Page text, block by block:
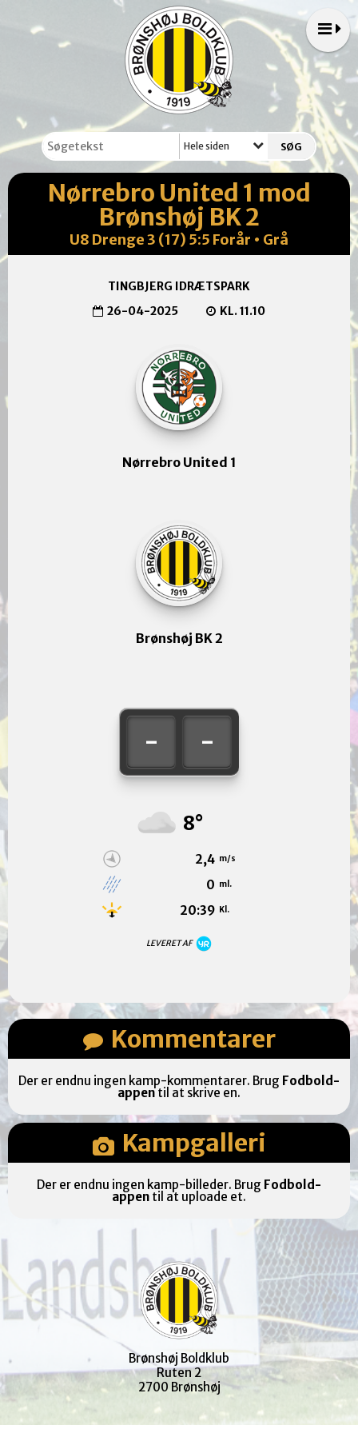
Hele siden
Nørrebro United 1 mod
Brønshøj BK 2
U8 Drenge 3 (17) 5:5 Forår • Grå
TINGBJERG IDRÆTSPARK
26-04-2025
KL. 11.10
Nørrebro United 1
- -
8°
2,4 m/s
0 ml.
20:39 Kl.
LEVERET AF
Brønshøj BK 2
Kommentarer
Der er endnu ingen kamp-kommentarer. Brug Fodbold-
appentil at skrive en.
Kampgalleri
Der er endnu ingen kamp-billeder. Brug Fodbold-
appen til at uploade et.
Brønshøj Boldklub
Ruten 2
2700 Brønshøj